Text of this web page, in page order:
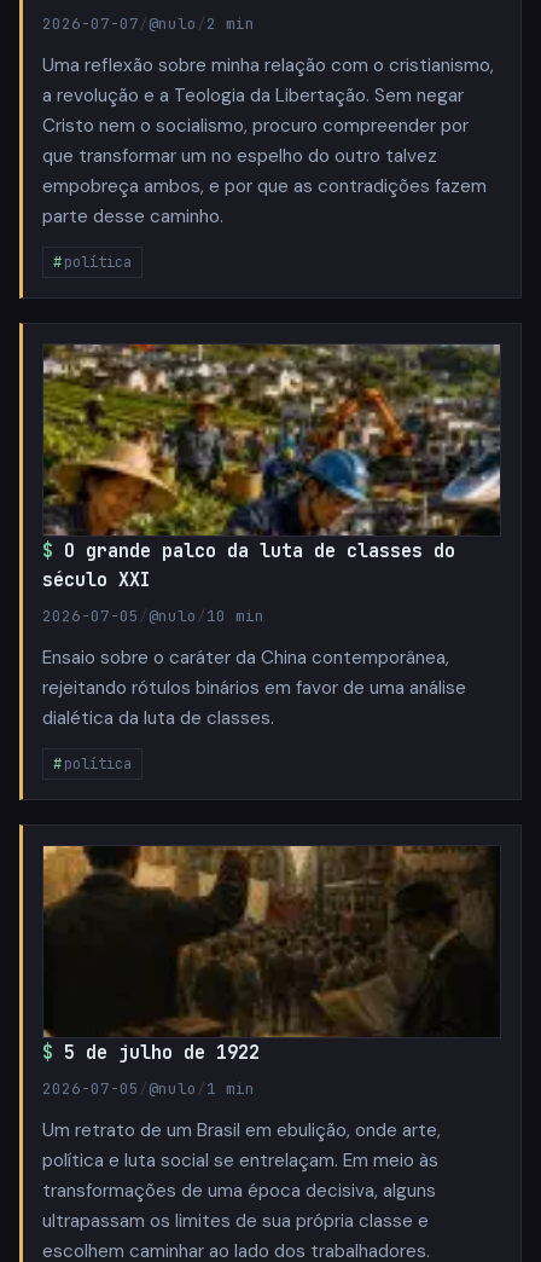
2026-07-07/@nulo/2 min
Uma reflexão sobre minha relação com o cristianismo,
a revolução e a Teologia da Libertação. Sem negar
Cristo nem o socialismo, procuro compreender por
que transformar um no espelho do outro talvez
empobreça ambos, e por que as contradições fazem
parte desse caminho.
política
O grande palco da luta de classes do
século XXI
2026-07-05 /@nulo /10 min
Ensaio sobre o caráter da China contemporânea,
rejeitando rótulos binários em favor de uma análise
dialética da luta de classes.
política
5 de julho de 1922
2026-07-05 /@nulo /1 min
Um retrato de um Brasil em ebulição, onde arte,
política e luta social se entrelaçam. Em meio às
transformações de uma época decisiva, alguns
ultrapassam os limites de sua própria classe e
escolhem caminhar ao lado dos trabalhadores.